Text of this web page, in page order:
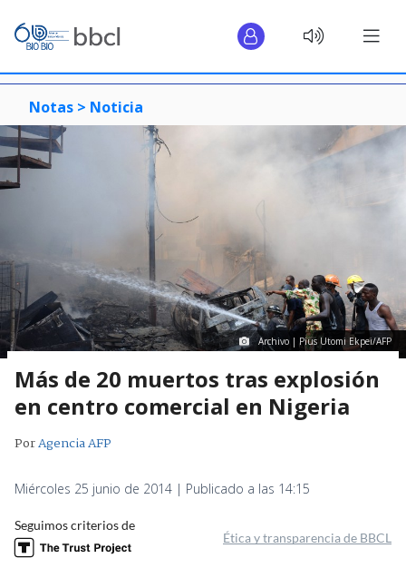
Notas > Noticia
Archivo | Pius Utomi Ekpei/AFP
Más de 20 muertos tras explosión
en centro comercial en Nigeria
PorAgencia AFP
Miércoles 25 junio de 2014 | Publicado a las 14:15
Seguimos criterios de
Ética y transparencia de BBCL